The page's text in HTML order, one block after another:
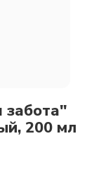
200 мл